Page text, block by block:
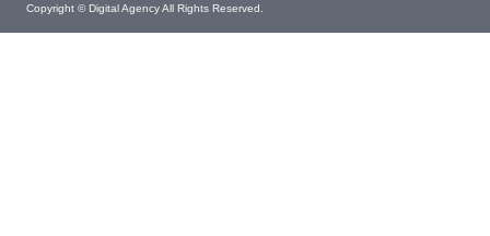
Copyright © Digital Agency All Rights Reserved.